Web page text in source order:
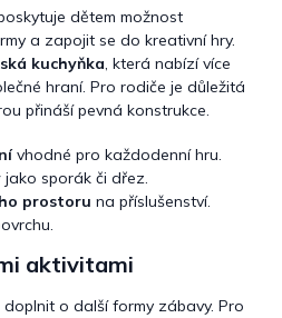
v
k
y
v
ý
p
s
u
dětem možnost
a zapojit se do kreativní hry.
kuchyňka, která nabízí více
hraní. Pro rodiče je důležitá
přináší pevná konstrukce.
vhodné pro každodenní hru.
jako sporák či dřez.
prostoru na příslušenství.
aktivitami
doplnit o další formy zábavy. Pro